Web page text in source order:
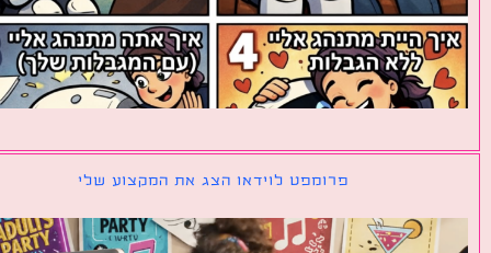
פרומפט לוידאו הצג את המקצוע שלי